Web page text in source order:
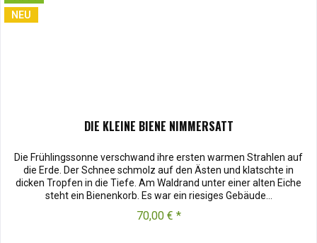
NEU
DIE KLEINE BIENE NIMMERSATT
Die Frühlingssonne verschwand ihre ersten warmen Strahlen auf
die Erde. Der Schnee schmolz auf den Ästen und klatschte in
dicken Tropfen in die Tiefe. Am Waldrand unter einer alten Eiche
steht ein Bienenkorb. Es war ein riesiges Gebäude...
70,00 € *